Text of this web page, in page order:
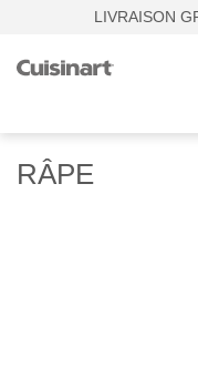
LIVRAISON
RÂPE